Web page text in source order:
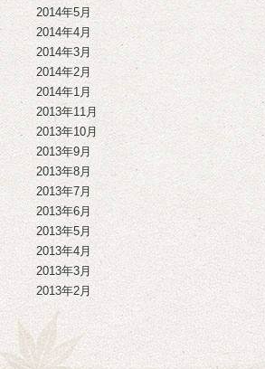
2014年5月
2014年4月
2014年3月
2014年2月
2014年1月
2013年11月
2013年10月
2013年9月
2013年8月
2013年7月
2013年6月
2013年5月
2013年4月
2013年3月
2013年2月